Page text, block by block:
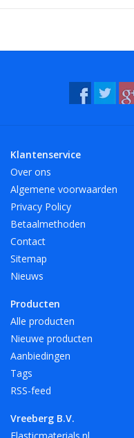
Klantenservice
Over ons
Algemene voorwaarden
Privacy Policy
Betaalmethoden
Contact
Sitemap
Nieuws
Producten
Alle producten
Nieuwe producten
Aanbiedingen
Tags
RSS-feed
Vreeberg B.V.